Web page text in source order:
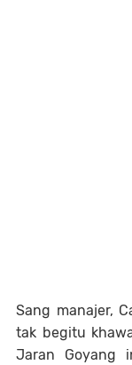
Sang manajer,
tak begitu
Jaran Goyang